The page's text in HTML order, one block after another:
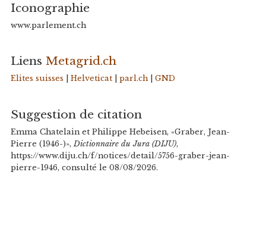
Iconographie
www.parlement.ch
Liens Metagrid.ch
Elites suisses Helveticat| parl.ch| GND
Suggestion de citation
Emma Chatelain et Philippe Hebeisen, «Graber, Jean-
Pierre (1946-)», Dictionnaire du Jura (DIJU),
https://www.diju.ch/f/notices/detail/5756-graber-jean-
pierre-1946, consulté le 08/08/2026.